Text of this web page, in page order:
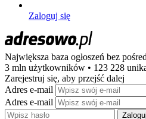
Zaloguj się
Największa baza ogłoszeń bez
3 mln użytkowników • 123 228
Zarejestruj się, aby przejść dalej
Adres e-mail
Adres e-mail